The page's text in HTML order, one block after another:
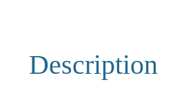
Description